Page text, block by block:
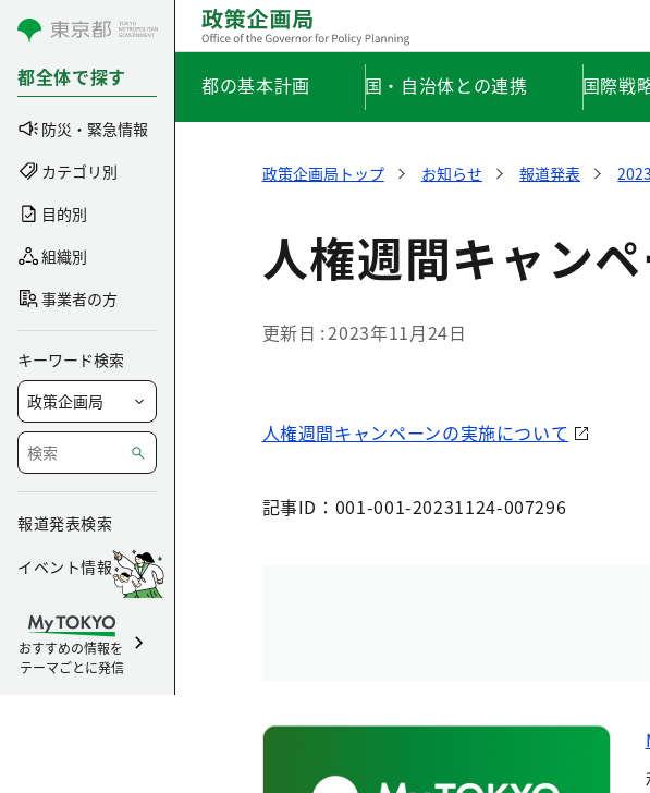
コンテンツにスキップ
都全体で探す
防災・緊急情報
カテゴリ別
目的別
組織別
事業者の方
キーワード検索
報道発表検索
イベント情報
おすすめの情報を
テーマごとに発信
都の基本計画 国・自治体との連携 国際戦
政策企画局トップ お知らせ 報道発表
人権週間キャン
更新日 2023年11月24日
人権週間キャンペーンの実施について
記事ID：001-001-20231124-007296